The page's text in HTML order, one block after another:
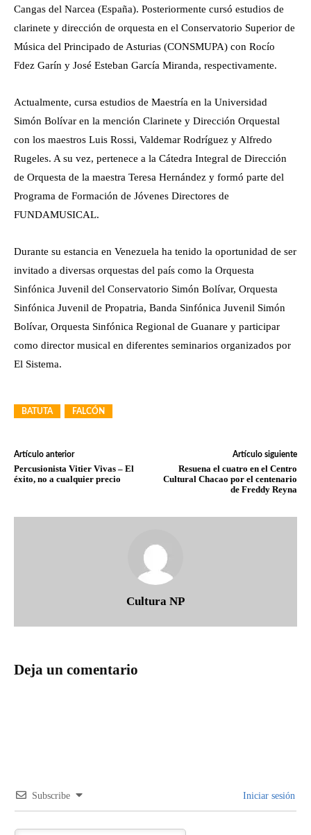
Cangas del Narcea (España). Posteriormente cursó estudios de
clarinete y dirección de orquesta en el Conservatorio Superior de
Música del Principado de Asturias (CONSMUPA) con Rocío
Fdez Garín y José Esteban García Miranda, respectivamente.
Actualmente, cursa estudios de Maestría en la Universidad
Simón Bolívar en la mención Clarinete y Dirección Orquestal
con los maestros Luis Rossi, Valdemar Rodríguez y Alfredo
Rugeles. A su vez, pertenece a la Cátedra Integral de Dirección
de Orquesta de la maestra Teresa Hernández y formó parte del
Programa de Formación de Jóvenes Directores de
FUNDAMUSICAL.
Durante su estancia en Venezuela ha tenido la oportunidad de ser
invitado a diversas orquestas del país como la Orquesta
Sinfónica Juvenil del Conservatorio Simón Bolívar, Orquesta
Sinfónica Juvenil de Propatria, Banda Sinfónica Juvenil Simón
Bolívar, Orquesta Sinfónica Regional de Guanare y participar
como director musical en diferentes seminarios organizados por
El Sistema.
BATUTA FALCÓN
Artículo anterior
Percusionista Vitier Vivas – El
éxito, no a cualquier precio
Artículo siguiente
Resuena el cuatro en el Centro
Cultural Chacao por el centenario
de Freddy Reyna
Cultura NP
Deja un comentario
Subscribe Iniciar sesión